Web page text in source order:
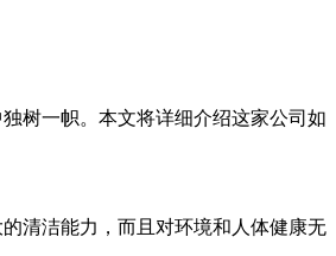
树一帜。本文将详细介绍这家公司如
清洁能力，而且对环境和人体健康无